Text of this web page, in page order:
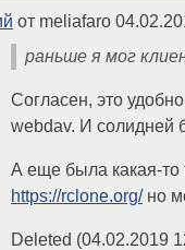
от meliafaro
раньше я мог
Согласен, это
webdav. И солидней
А еще была какая-то
https://rclone.org/но
Deleted (04.02.2019